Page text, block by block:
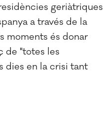
geriàtriques
a través de la
moments és donar
de "totes les
dies en la crisi tant